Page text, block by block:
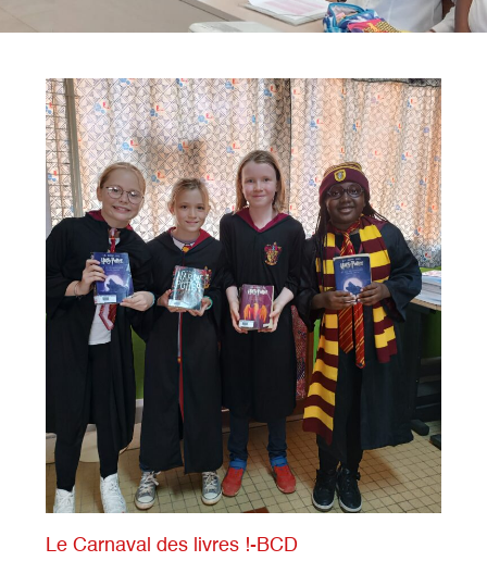
Le Carnaval des livres !-BCD